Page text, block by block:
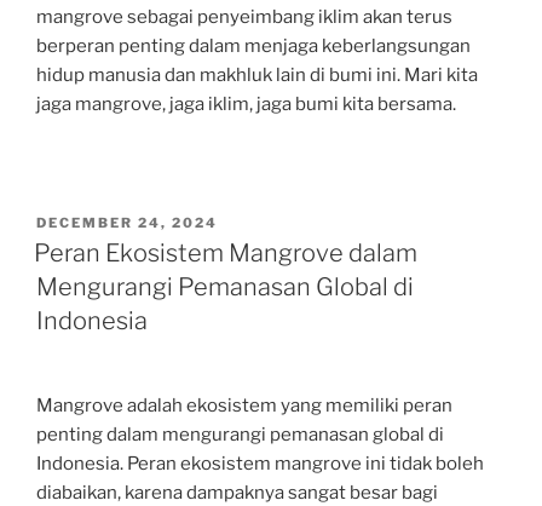
mangrove sebagai penyeimbang iklim akan terus
berperan penting dalam menjaga keberlangsungan
hidup manusia dan makhluk lain di bumi ini. Mari kita
jaga mangrove, jaga iklim, jaga bumi kita bersama.
POSTED
ON
DECEMBER 24, 2024
Peran Ekosistem Mangrove dalam
Mengurangi Pemanasan Global di
Indonesia
Mangrove adalah ekosistem yang memiliki peran
penting dalam mengurangi pemanasan global di
Indonesia. Peran ekosistem mangrove ini tidak boleh
diabaikan, karena dampaknya sangat besar bagi